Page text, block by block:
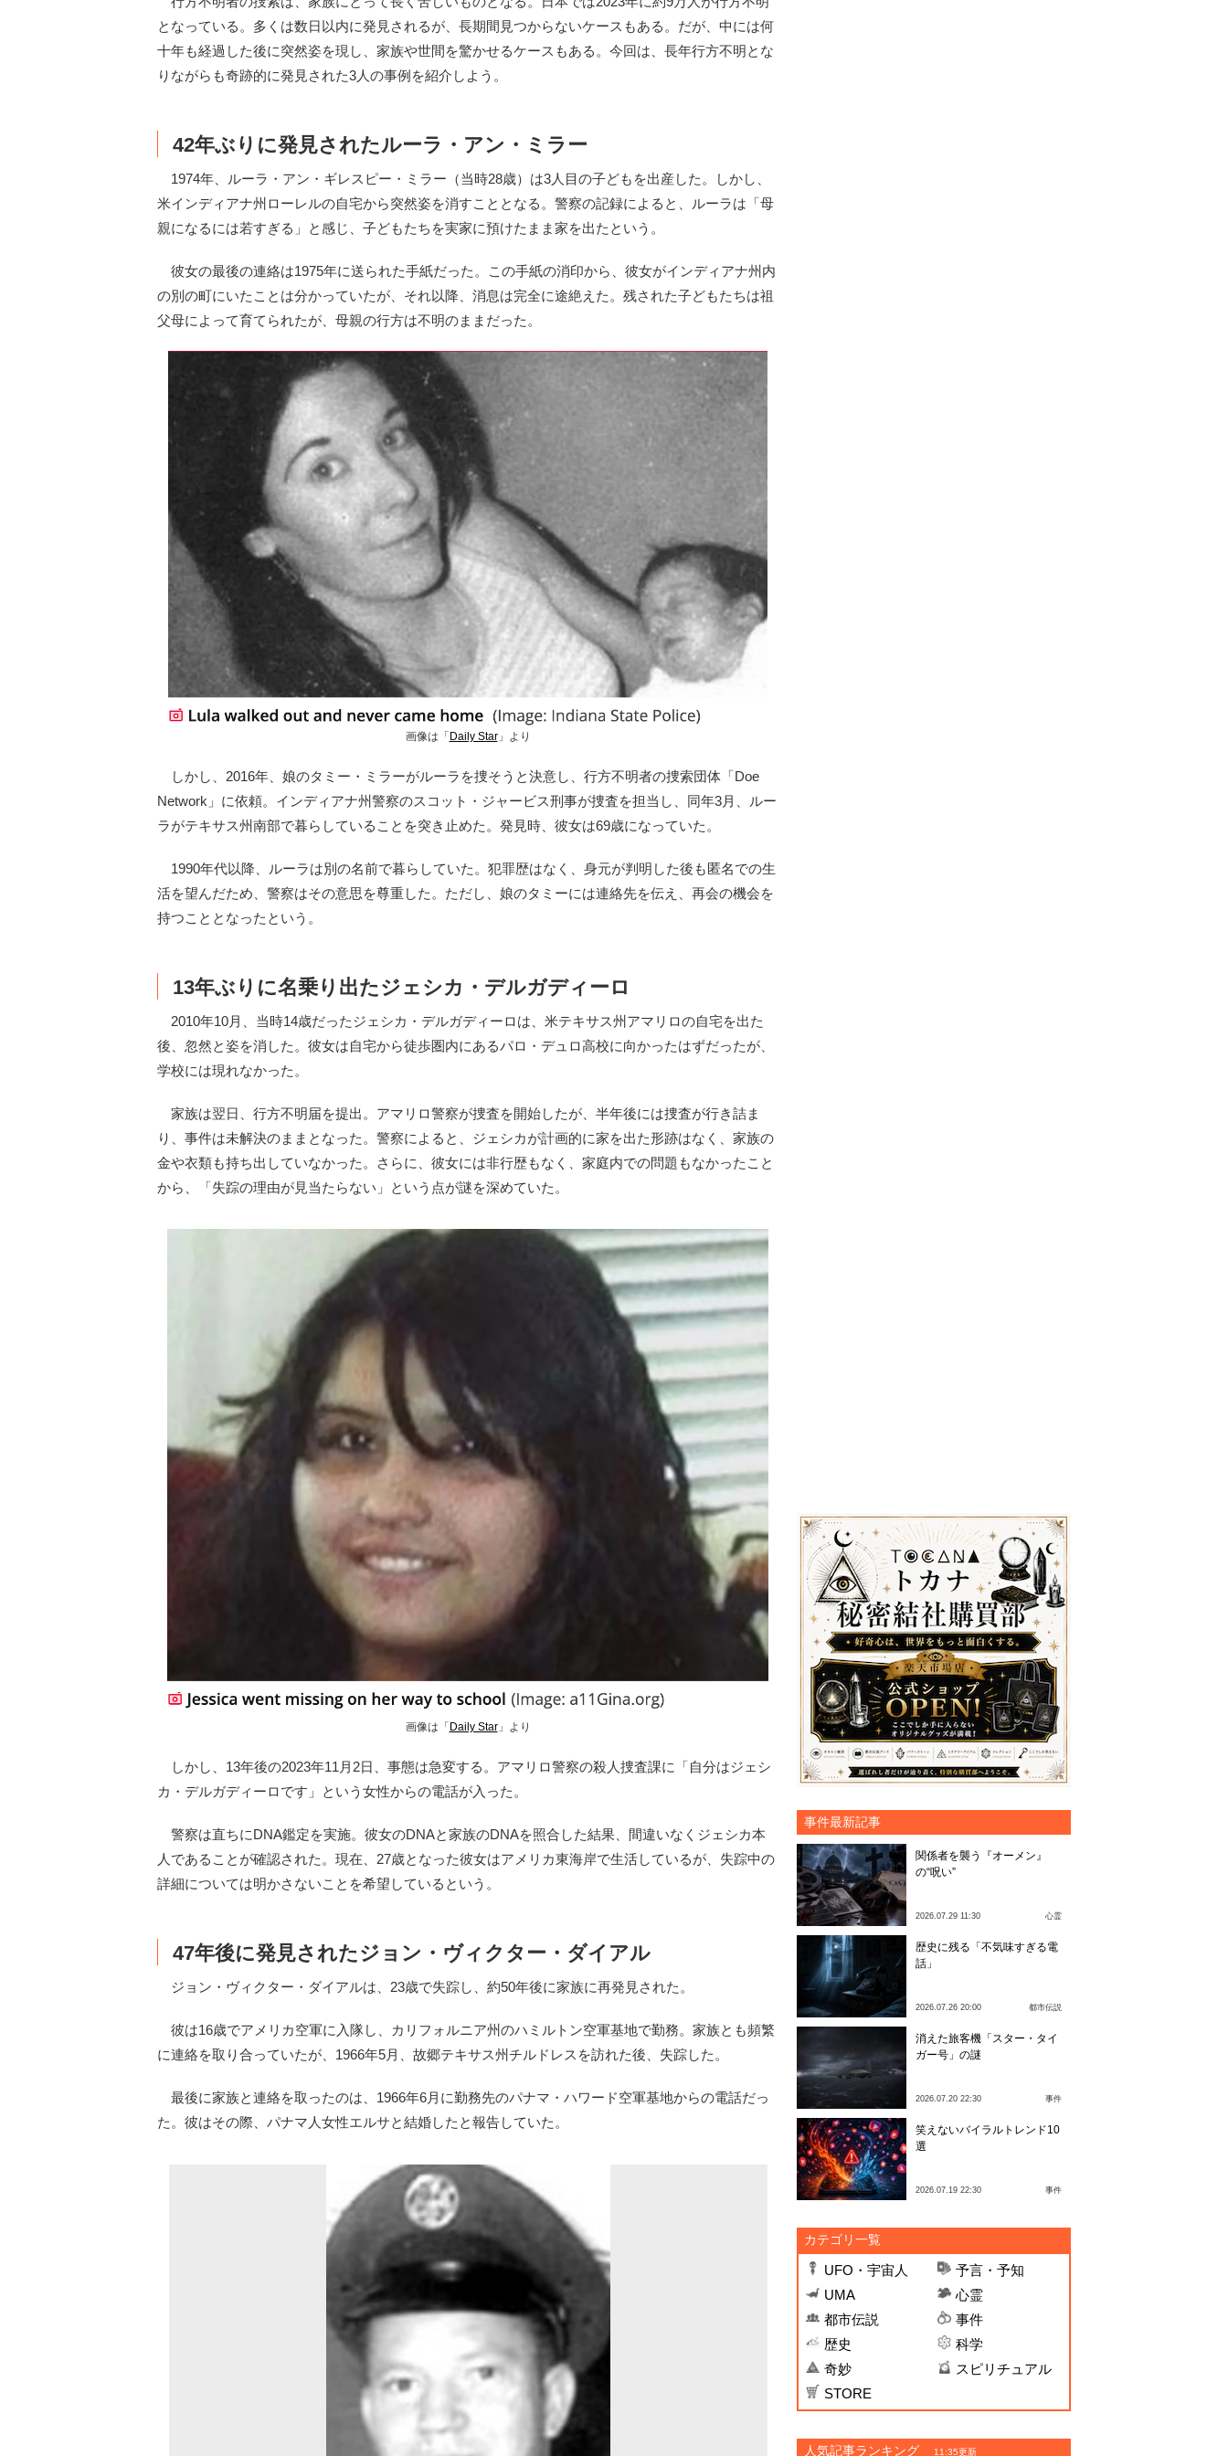
となっている。多くは数日以内に発見されるが、長期間見つからないケースもある。だが、中には何
十年も経過した後に突然姿を現し、家族や世間を驚かせるケースもある。今回は、長年行方不明とな
りながらも奇跡的に発見された3人の事例を紹介しよう。
42年ぶりに発見されたルーラ・アン・ミラー
1974年、ルーラ・アン・ギレスピー・ミラー（当時28歳）は3人目の子どもを出産した。しかし、
米インディアナ州ローレルの自宅から突然姿を消すこととなる。警察の記録によると、ルーラは「母
親になるには若すぎる」と感じ、子どもたちを実家に預けたまま家を出たという。
彼女の最後の連絡は1975年に送られた手紙だった。この手紙の消印から、彼女がインディアナ州内
の別の町にいたことは分かっていたが、それ以降、消息は完全に途絶えた。残された子どもたちは祖
父母によって育てられたが、母親の行方は不明のままだった。
画像は「Daily Star」より
しかし、2016年、娘のタミー・ミラーがルーラを捜そうと決意し、行方不明者の捜索団体「Doe
Network」に依頼。インディアナ州警察のスコット・ジャービス刑事が捜査を担当し、同年3月、ルー
ラがテキサス州南部で暮らしていることを突き止めた。発見時、彼女は69歳になっていた。
1990年代以降、ルーラは別の名前で暮らしていた。犯罪歴はなく、身元が判明した後も匿名での生
活を望んだため、警察はその意思を尊重した。ただし、娘のタミーには連絡先を伝え、再会の機会を
持つこととなったという。
13年ぶりに名乗り出たジェシカ・デルガディーロ
2010年10月、当時14歳だったジェシカ・デルガディーロは、米テキサス州アマリロの自宅を出た
後、忽然と姿を消した。彼女は自宅から徒歩圏内にあるパロ・デュロ高校に向かったはずだったが、
学校には現れなかった。
家族は翌日、行方不明届を提出。アマリロ警察が捜査を開始したが、半年後には捜査が行き詰ま
り、事件は未解決のままとなった。警察によると、ジェシカが計画的に家を出た形跡はなく、家族の
金や衣類も持ち出していなかった。さらに、彼女には非行歴もなく、家庭内での問題もなかったこと
から、「失踪の理由が見当たらない」という点が謎を深めていた。
画像は「 Daily Star」より
しかし、13年後の2023年11月2日、事態は急変する。アマリロ警察の殺人捜査課に「自分はジェシ
カ・デルガディーロです」という女性からの電話が入った。
警察は直ちにDNA鑑定を実施。彼女のDNAと家族のDNAを照合した結果、間違いなくジェシカ本
人であることが確認された。現在、27歳となった彼女はアメリカ東海岸で生活しているが、失踪中の
詳細については明かさないことを希望しているという。
47年後に発見されたジョン・ヴィクター・ダイアル
ジョン・ヴィクター・ダイアルは、23歳で失踪し、約50年後に家族に再発見された。
彼は16歳でアメリカ空軍に入隊し、カリフォルニア州のハミルトン空軍基地で勤務。家族とも頻繁
に連絡を取り合っていたが、1966年5月、故郷テキサス州チルドレスを訪れた後、失踪した。
最後に家族と連絡を取ったのは、1966年6月に勤務先のパナマ・ハワード空軍基地からの電話だっ
た。彼はその際、パナマ人女性エルサと結婚したと報告していた。
事件最新記事
関係者を襲う『オーメン』
の“呪い”
2026.07.29 11:30 心霊
歴史に残る「不気味すぎる電
話」
2026.07.26 20:00 都市伝説
消えた旅客機「スター・タイ
ガー号」の謎
2026.07.20 22:30 事件
笑えないバイラルトレンド10
選
2026.07.19 22:30 事件
カテゴリ一覧
UFO・宇宙人
予言・予知
UMA
心霊
都市伝説
事件
歴史
科学
奇妙
スピリチュアル
STORE
人気記事ランキング 11:35更新